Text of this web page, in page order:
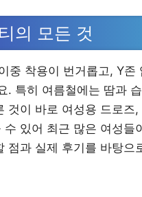
의 모든 것
중 착용이 번거롭고, Y존
. 특히 여름철에는 땀과
것이 바로 여성용 드로즈,
있어 최근 많은 여성들
점과 실제 후기를 바탕으